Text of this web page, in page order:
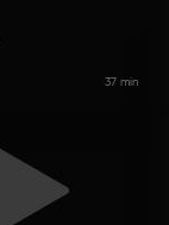
37 min